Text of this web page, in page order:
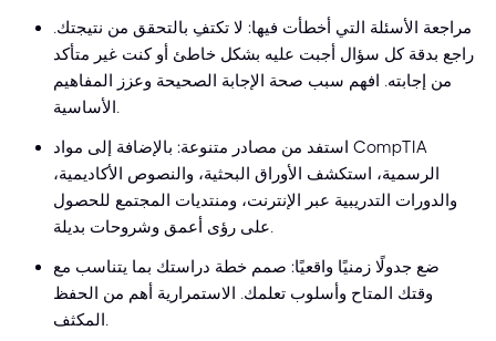
مراجعة الأسئلة التي أخطأت فيها: لا تكتفِ بالتحقق من نتيجتك.
راجع بدقة كل سؤال أجبت عليه بشكل خاطئ أو كنت غير متأكد
من إجابته. افهم سبب صحة الإجابة الصحيحة وعزز المفاهيم
الأساسية.
استفد من مصادر متنوعة: بالإضافة إلى مواد CompTIA
الرسمية، استكشف الأوراق البحثية، والنصوص الأكاديمية،
والدورات التدريبية عبر الإنترنت، ومنتديات المجتمع للحصول
على رؤى أعمق وشروحات بديلة.
ضع جدولًا زمنيًا واقعيًا: صمم خطة دراستك بما يتناسب مع
وقتك المتاح وأسلوب تعلمك. الاستمرارية أهم من الحفظ
المكثف.